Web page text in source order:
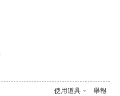
使用道具 舉報